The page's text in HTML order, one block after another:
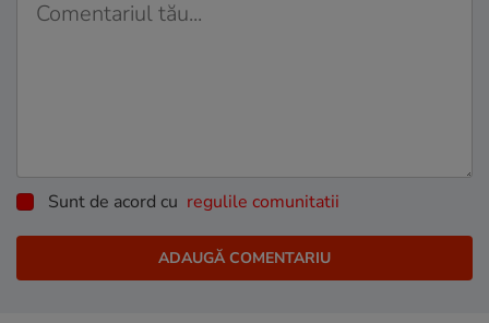
Sunt de acord cu regulile comunitatii